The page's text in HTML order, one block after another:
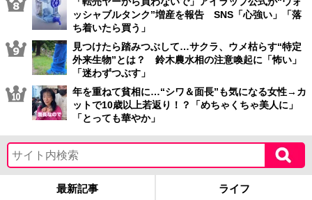
ッシャブルタンク”増産を報告 SNS「心強い」「落
ち着いたら買う」
見つけたら踏みつぶして…サクラ、ウメ枯らす“特定
外来生物”とは？ 鈴木農水相の注意喚起に「怖い」
「迷わずつぶす」
年を重ねて貧相に…“シワ＆面長”も気になる女性→カ
ットで10歳以上若返り！？「めちゃくちゃ美人に」
「とっても華やか」
最新記事 ライフ